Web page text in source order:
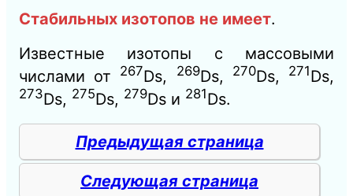
Стабильных изотопов не имеет.
Известные изотопы с массовыми
числами от
267Ds, 269Ds, 270Ds, 271Ds,
273Ds, 275Ds, 279Ds и 281Ds.
Предыдущая страница
Следующая страница